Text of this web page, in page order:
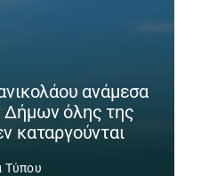
ανάμεσα
όλης της
καταργούνται
Τύπου